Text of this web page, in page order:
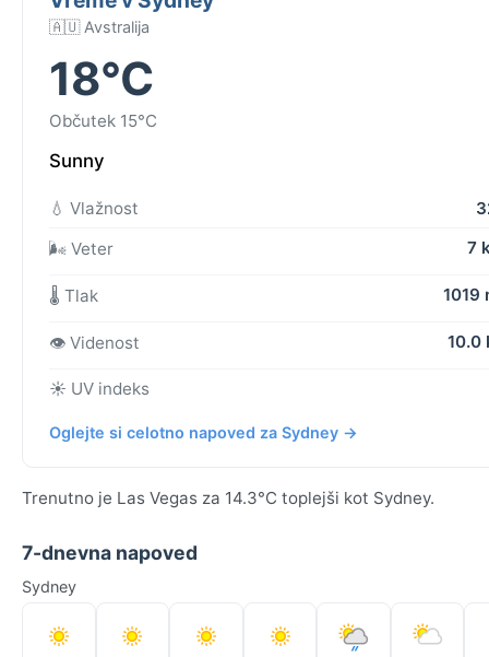
🇦🇺 Avstralija
18°C
Občutek 15°C
Sunny
💧 Vlažnost
🌬️ Veter
7
🌡️ Tlak 1019
👁️ Videnost 10.0
☀️ UV indeks
Oglejte si celotno napoved za Sydney →
Trenutno je Las Vegas za 14.3°C toplejši kot Sydney.
7-dnevna napoved
Sydney